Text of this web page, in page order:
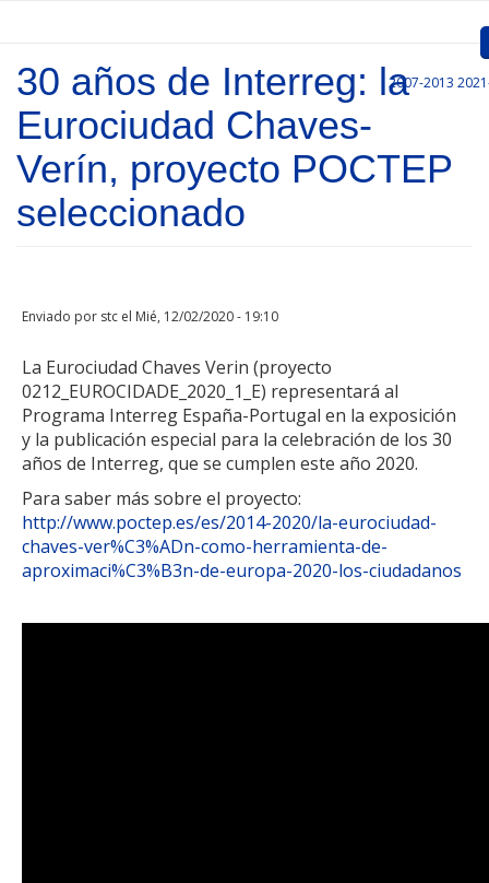
Presentación
Convocatorias
Documentos
Gestión de Proyectos
Enlaces
2007-2013
30 años de Interreg: la
Eurociudad Chaves-
Verín, proyecto POCTEP
seleccionado
Enviado por stc el Mié, 12/02/2020 - 19:10
La Eurociudad Chaves Verin (proyecto
0212_EUROCIDADE_2020_1_E) representará al
Programa Interreg España-Portugal en la exposición
y la publicación especial para la celebración de los 30
años de Interreg, que se cumplen este año 2020.
Para saber más sobre el proyecto:
http://www.poctep.es/es/2014-2020/la-eurociudad-
chaves-ver%C3%ADn-como-herramienta-de-
aproximaci%C3%B3n-de-europa-2020-los-ciudadanos